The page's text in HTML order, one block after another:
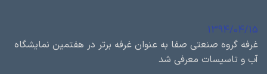
1394/04/15
غرفه گروه صنعتی صفا به عنوان غرفه برتر در هفتمین نمایشگاه
آب و تاسیسات معرفی شد